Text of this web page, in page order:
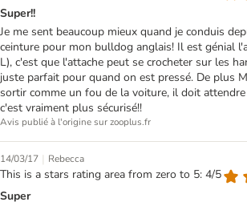
Super!!
Je me sent beaucoup mieux quand je conduis
ceinture pour mon bulldog anglais! Il est génial
L), c'est que l'attache peut se crocheter sur les
juste parfait pour quand on est pressé. De plus
sortir comme un fou de la voiture, il doit
c'est vraiment plus sécurisé!!
Avis publié à l'origine sur zooplus.fr
14/03/17 | Rebecca
This is a stars rating area from zero to 5: 4/5
Super